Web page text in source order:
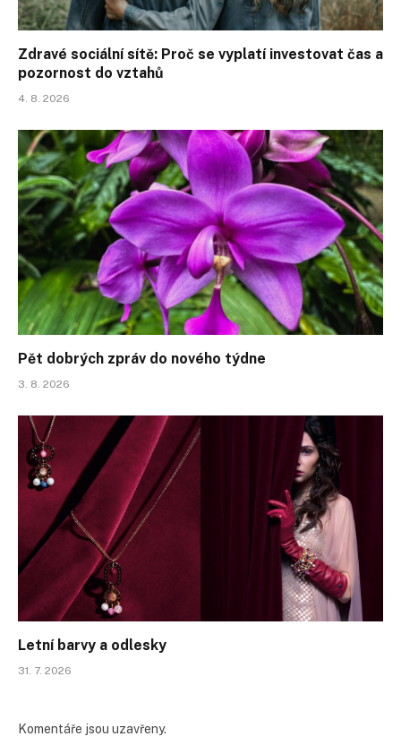
Zdravé sociální sítě: Proč se vyplatí investovat čas a
pozornost do vztahů
4. 8. 2026
Pět dobrých zpráv do nového týdne
3. 8. 2026
Letní barvy a odlesky
31. 7. 2026
Komentáře jsou uzavřeny.